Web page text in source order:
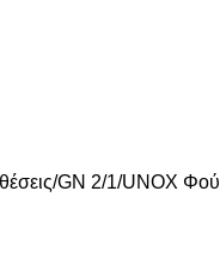
GN 2/1 UNOX